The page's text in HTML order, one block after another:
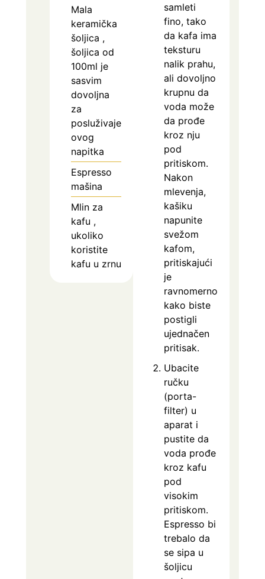
Mala
keramička
šoljica ,
šoljica od
100ml je
sasvim
dovoljna
za
posluživaje
ovog
napitka
Espresso
mašina
Mlin za
kafu ,
ukoliko
koristite
kafu u zrnu
samleti
fino, tako
da kafa ima
teksturu
nalik prahu,
ali dovoljno
krupnu da
voda može
da prođe
kroz nju
pod
pritiskom.
Nakon
mlevenja,
kašiku
napunite
svežom
kafom,
pritiskajući
je
ravnomerno
kako biste
postigli
ujednačen
pritisak.
Ubacite
ručku
(porta-
filter) u
aparat i
pustite da
voda prođe
kroz kafu
pod
visokim
pritiskom.
Espresso bi
trebalo da
se sipa u
šoljicu